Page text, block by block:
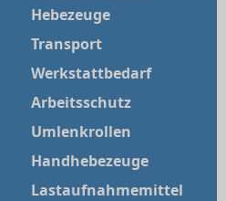
Hebezeuge
Transport
Werkstattbedarf
Arbeitsschutz
Umlenkrollen
Handhebezeuge
Lastaufnahmemittel